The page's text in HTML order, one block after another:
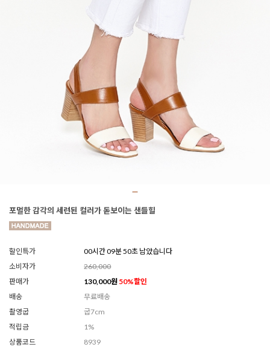
포멀한 감각의 세련된 컬러가 돋보이는 샌들힐
할인특가
00시간 09분 48초 남았습니다
소비자가
260,000
판매가
130,000원 50%할인
배송
무료배송
촬영굽
굽7cm
적립금
1%
상품코드
8939